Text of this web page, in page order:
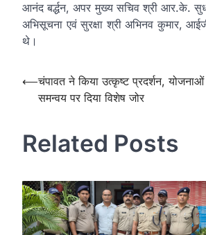
आनंद बर्द्धन, अपर मुख्य सचिव श्री आर.के.
अभिसूचना एवं सुरक्षा श्री अभिनव कुमार,
थे।
Post
navigation
⟵चंपावत ने किया उत्कृष्ट प्रदर्शन,
समन्वय पर दिया विशेष जोर
Related Posts